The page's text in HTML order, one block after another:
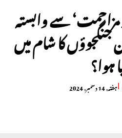
سے وابستہ
جنگجوؤں کا شام میں
ہوا؟
ہفتہ, 14 دسمبر, 2024